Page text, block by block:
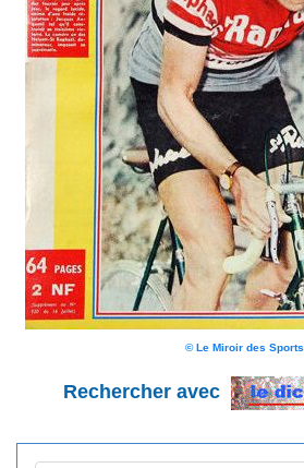
© Le Miroir des Sports
Rechercher avec